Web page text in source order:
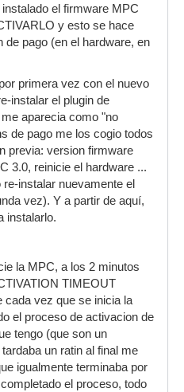
el firmware MPC
y esto se hace
de pago (en el hardware, en
primera vez con el nuevo
instalar el plugin de
aparecia como "no
de pago me los cogio todos
previa: version firmware
3.0, reinicie el hardware ...
instalar nuevamente el
vez). Y a partir de aquí,
instalarlo.
la MPC, a los 2 minutos
TIMEOUT
cada vez que se inicia la
el proceso de activacion de
tengo (que son un
un ratin al final me
igualmente terminaba por
el proceso, todo